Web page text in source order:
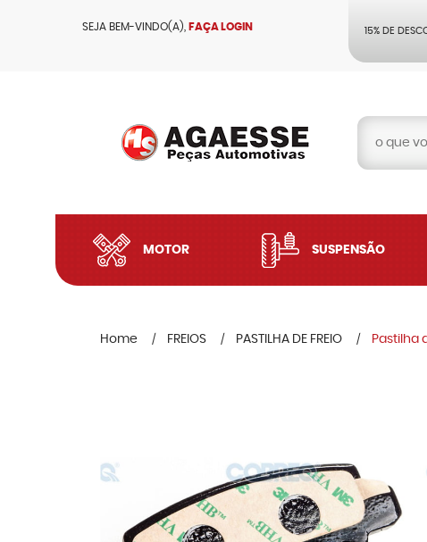
SEJA BEM-VINDO(A), FAÇA LOGIN 15% DE
MOTOR SUSPENSÃO
Home FREIOS PASTILHA DE FREIO Pastilha